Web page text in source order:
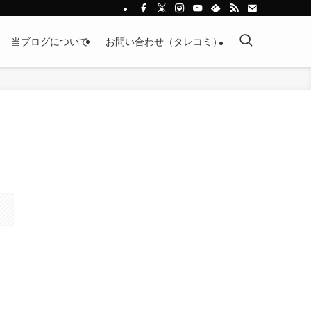
当ブログについて お問い合わせ（タレコミ）